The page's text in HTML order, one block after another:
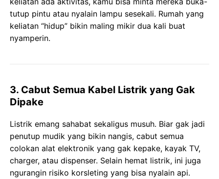
tutup pintu atau nyalain lampu sesekali. Rumah yang
keliatan “hidup” bikin maling mikir dua kali buat
nyamperin.
3. Cabut Semua Kabel Listrik yang Gak
Dipake
Listrik emang sahabat sekaligus musuh. Biar gak jadi
penutup mudik yang bikin nangis, cabut semua
colokan alat elektronik yang gak kepake, kayak TV,
charger, atau dispenser. Selain hemat listrik, ini juga
ngurangin risiko korsleting yang bisa nyalain api.